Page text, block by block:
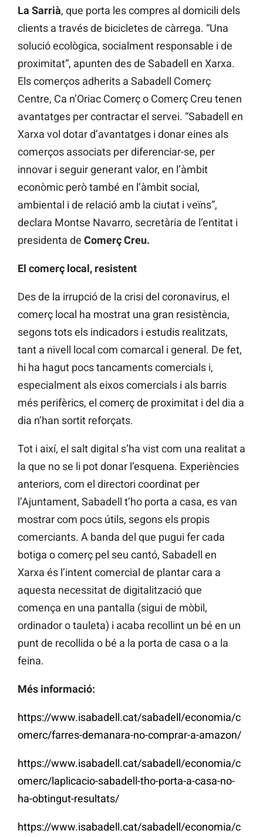
La Sarrià, que porta les compres al domicili dels
clients a través de bicicletes de càrrega. “Una
solució ecològica, socialment responsable i de
proximitat”, apunten des de Sabadell en Xarxa.
Els comerços adherits a Sabadell Comerç
Centre, Ca n’Oriac Comerç o Comerç Creu tenen
avantatges per contractar el servei. “Sabadell en
Xarxa vol dotar d’avantatges i donar eines als
comerços associats per diferenciar-se, per
innovar i seguir generant valor, en l’àmbit
econòmic però també en l’àmbit social,
ambiental i de relació amb la ciutat i veïns”,
declara Montse Navarro, secretària de l’entitat i
presidenta de Comerç Creu.
El comerç local, resistent
Des de la irrupció de la crisi del coronavirus, el
comerç local ha mostrat una gran resistència,
segons tots els indicadors i estudis realitzats,
tant a nivell local com comarcal i general. De fet,
hi ha hagut pocs tancaments comercials i,
especialment als eixos comercials i als barris
més perifèrics, el comerç de proximitat i del dia a
dia n’han sortit reforçats.
Tot i així, el salt digital s’ha vist com una realitat a
la que no se li pot donar l’esquena. Experiències
anteriors, com el directori coordinat per
l’Ajuntament, Sabadell t’ho porta a casa, es van
mostrar com pocs útils, segons els propis
comerciants. A banda del que pugui fer cada
botiga o comerç pel seu cantó, Sabadell en
Xarxa és l’intent comercial de plantar cara a
aquesta necessitat de digitalització que
comença en una pantalla (sigui de mòbil,
ordinador o tauleta) i acaba recollint un bé en un
punt de recollida o bé a la porta de casa o a la
feina.
Més informació:
https://www.isabadell.cat/sabadell/economia/c
omerc/farres-demanara-no-comprar-a-amazon/
https://www.isabadell.cat/sabadell/economia/c
omerc/laplicacio-sabadell-tho-porta-a-casa-no-
ha-obtingut-resultats/
https://www.isabadell.cat/sabadell/economia/c